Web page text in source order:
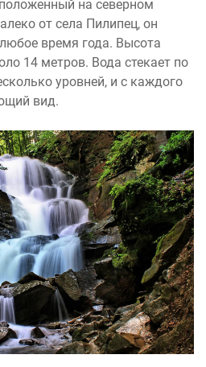
на северном
от села Пилипец, он
время года. Высота
14 метров. Вода стекает по
уровней, и с каждого
вид.